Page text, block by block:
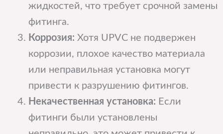
жидкостей, что требует срочной замены
фитинга.
Коррозия: Хотя UPVC не подвержен
коррозии, плохое качество материала
или неправильная установка могут
привести к разрушению фитингов.
Некачественная установка: Если
фитинги были установлены